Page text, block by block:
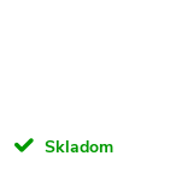
Skladom